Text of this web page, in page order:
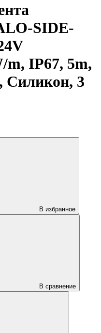
SIDE-
m, IP67, 5m,
Силикон, 3
В избранное
В сравнение